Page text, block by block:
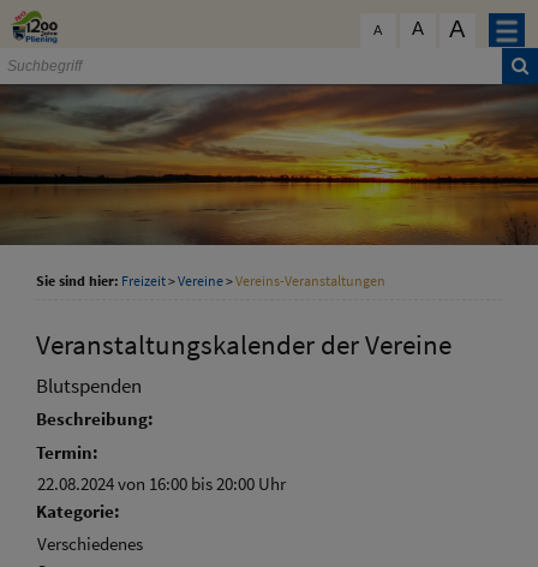
Zum Inhalt
A A A
Sie sind hier: Freizeit>Vereine>Vereins-Veranstaltungen
Veranstaltungskalender der Vereine
Blutspenden
Beschreibung:
Termin:
22.08.2024 von 16:00 bis 20:00 Uhr
Kategorie:
Verschiedenes
schließen